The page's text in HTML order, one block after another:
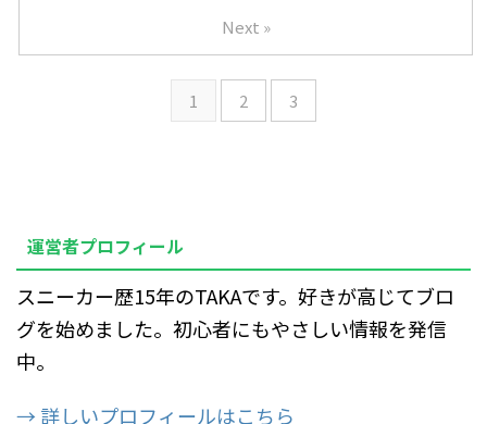
1 2 3
Next »
運営者プロフィール
スニーカー歴15年のTAKAです。好きが高じてブロ
グを始めました。初心者にもやさしい情報を発信
中。
→ 詳しいプロフィールはこちら